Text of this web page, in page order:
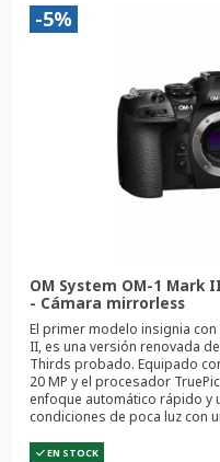
-5%
OM System OM-1 Mark
- Cámara mirrorless
El primer modelo insignia con
II, es una versión renovada
Thirds probado. Equipado
20 MP y el procesador
enfoque automático rápido y
condiciones de poca luz con
EN STOCK